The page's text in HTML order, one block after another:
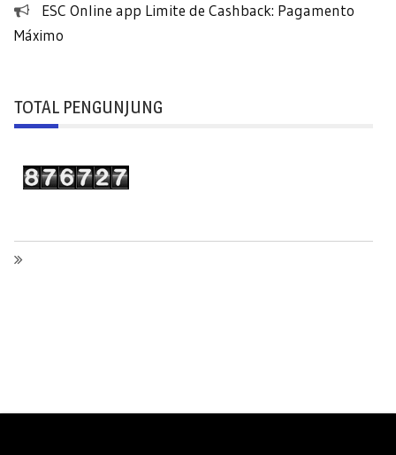
ESC Online app Limite de Cashback: Pagamento
Máximo
TOTAL PENGUNJUNG